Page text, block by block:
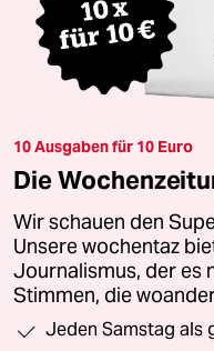
10 Ausgaben für 10 Euro
Die
Wir schauen den
Unsere wochentaz
Journalismus, der es
Stimmen, die
Jeden Samstag als